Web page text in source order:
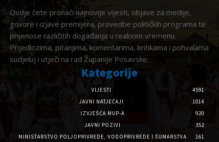
Ovdje ćete pronaći najnovije vijesti, objave za medije,
govore i izjave premijera, provedbe političkih programa te
prijenose različitih događanja u realnom vremenu.
Prijedlozima, pitanjima, komentarima, kritikama i pohvalama
sudjeluj i utječi na rad Županije Posavske.
Kategorije
VIJESTI
4591
JAVNI NATJEČAJI
1014
IZVJEŠĆA MUP-A
920
JAVNI POZIVI
352
MINISTARSTVO POLJOPRIVREDE, VODOPRIVREDE I ŠUMARSTVA
161